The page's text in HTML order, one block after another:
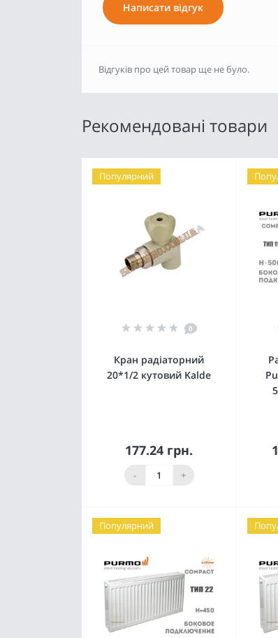
Написати відгук
Відгуків про цей товар ще не було.
Рекомендовані товари
Популярний
0
Кран радіаторний
20*1/2 кутовий Kalde
177.24 грн.
- +
Купити
Популярний